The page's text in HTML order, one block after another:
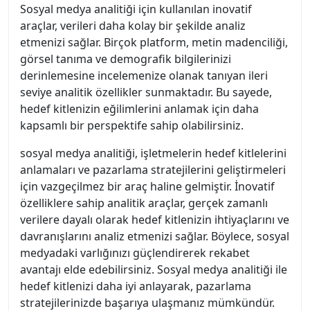
Sosyal medya analitiği için kullanılan inovatif
araçlar, verileri daha kolay bir şekilde analiz
etmenizi sağlar. Birçok platform, metin madenciliği,
görsel tanıma ve demografik bilgilerinizi
derinlemesine incelemenize olanak tanıyan ileri
seviye analitik özellikler sunmaktadır. Bu sayede,
hedef kitlenizin eğilimlerini anlamak için daha
kapsamlı bir perspektife sahip olabilirsiniz.
sosyal medya analitiği, işletmelerin hedef kitlelerini
anlamaları ve pazarlama stratejilerini geliştirmeleri
için vazgeçilmez bir araç haline gelmiştir. İnovatif
özelliklere sahip analitik araçlar, gerçek zamanlı
verilere dayalı olarak hedef kitlenizin ihtiyaçlarını ve
davranışlarını analiz etmenizi sağlar. Böylece, sosyal
medyadaki varlığınızı güçlendirerek rekabet
avantajı elde edebilirsiniz. Sosyal medya analitiği ile
hedef kitlenizi daha iyi anlayarak, pazarlama
stratejilerinizde başarıya ulaşmanız mümkündür.